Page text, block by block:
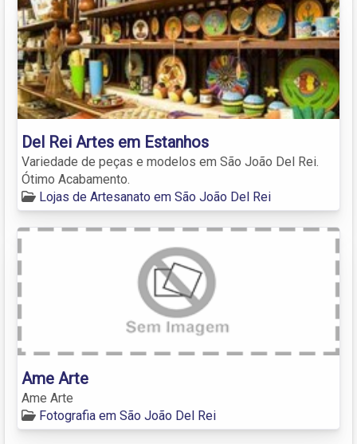
Del Rei Artes em Estanhos
Variedade de peças e modelos em São João Del Rei.
Ótimo Acabamento.
Lojas de Artesanato em São João Del Rei
Ame Arte
Ame Arte
Fotografia em São João Del Rei